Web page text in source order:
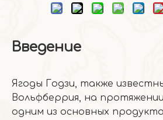
Введение
Ягоды Годзи, также
Вольфберрия, на
одним из основных